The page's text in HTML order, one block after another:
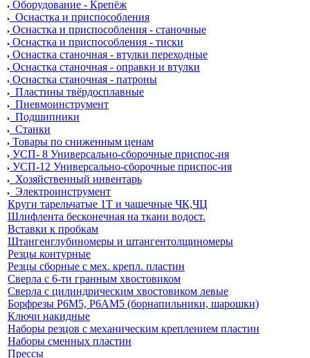
Оборудование - Крепёж
Оснастка и приспособления
Оснастка и приспособления - станочные
Оснастка и приспособления - тиски
Оснастка станочная - втулки переходные
Оснастка станочная - оправки и втулки
Оснастка станочная - патроны
Пластины твёрдосплавные
Пневмоинструмент
Подшипники
Станки
Товары по сниженным ценам
УСП- 8 Универсально-сборочные приспос-ия
УСП-12 Универсально-сборочные приспос-ия
Хозяйственный инвентарь
Электроинструмент
Круги тарельчатые 1Т и чашечные ЧК,ЧЦ
Шлифлента бесконечная на ткани водост.
Вставки к пробкам
Штангенглубиномеры и штангентолщиномеры
Резцы контурные
Резцы сборные с мех. крепл. пластин
Сверла с 6-ти гранным хвостовиком
Сверла с цилиндрическим хвостовиком левые
Борфрезы Р6М5, Р6АМ5 (борнапильники, шарошки)
Ключи накидные
Наборы резцов с механическим креплением пластин
Наборы сменных пластин
Прессы